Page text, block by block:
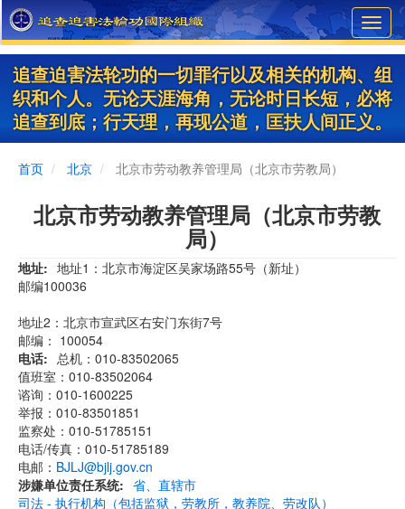
Skip
to
main
content
追查迫害法轮功的一切罪行以及相关的机构、组
织和个人。无论天涯海角，无论时日长短，必将
追查到底；行天理，再现公道，匡扶人间正义。
首页 北京 北京市劳动教养管理局（北京市劳教局）
北京市劳动教养管理局（北京市劳教
局）
地址
地址1：北京市海淀区吴家场路55号（新址）
邮编100036
地址2：北京市宣武区右安门东街7号
邮编： 100054
电话
总机：010-83502065
值班室：010-83502064
谘询：010-1600225
举报：010-83501851
监察处：010-51785151
电话/传真：010-51785189
电邮： BJLJ@bjlj.gov.cn
涉嫌单位责任系统
司法 - 执行机构（包括监狱，劳教所，教养院、劳改队）
省、直辖市